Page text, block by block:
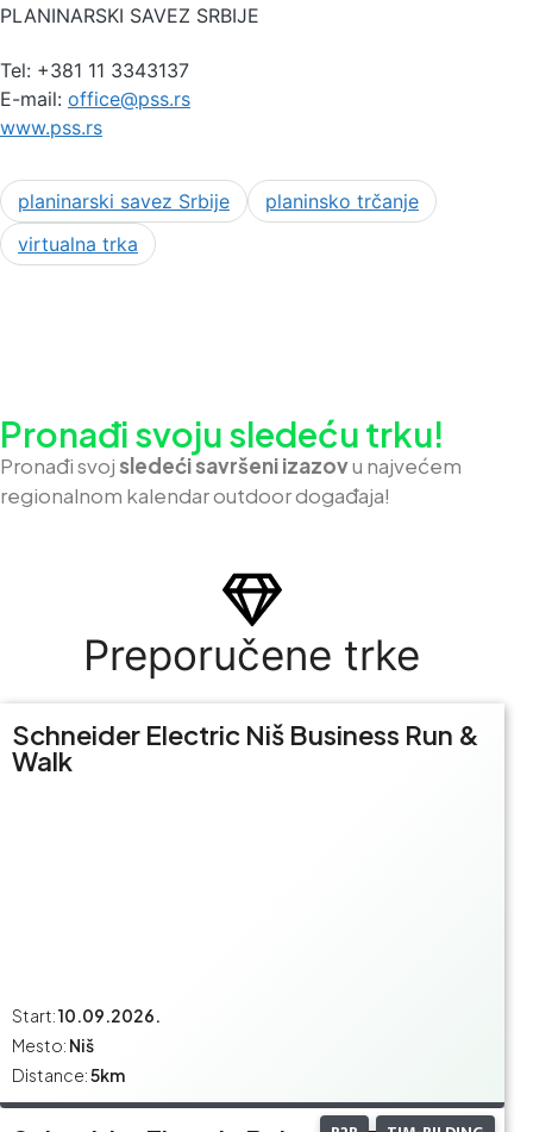
PLANINARSKI SAVEZ SRBIJE
Tel: +381 11 3343137
E-mail: office@pss.rs
www.pss.rs
planinarski savez Srbije
planinsko trčanje
virtualna trka
Pronađi svoju sledeću trku!
Pronađi svojsledeći savršeni izazovu najvećem
regionalnom kalendar outdoor događaja!
Preporučene trke
Schneider Electric Niš Business Run &
Walk
Start:10.09.2026.
Mesto: Niš
Distance:5km